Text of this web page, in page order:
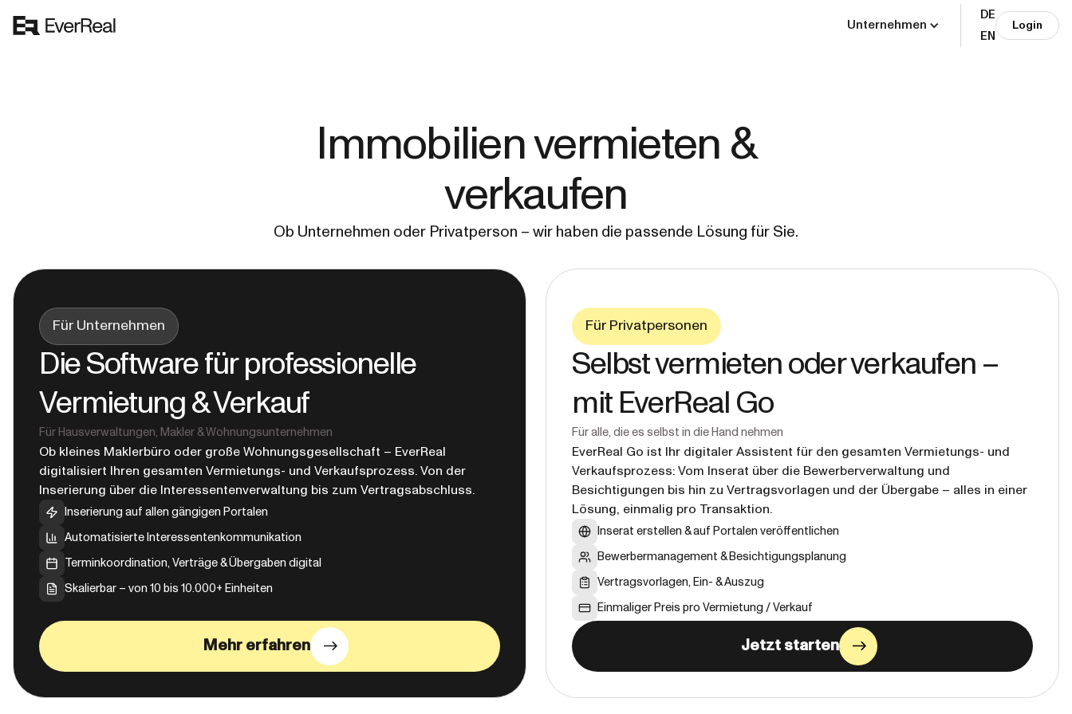
Unternehmen
DE
EN
Login
Immobilien vermieten &
verkaufen
Ob Unternehmen oder Privatperson – wir haben die passende Lösung für Sie.
Für Unternehmen
Die Software für professionelle
Vermietung & Verkauf
Für Hausverwaltungen, Makler & Wohnungsunternehmen
Ob kleines Maklerbüro oder große Wohnungsgesellschaft – EverReal
digitalisiert Ihren gesamten Vermietungs- und Verkaufsprozess. Von der
Inserierung über die Interessentenverwaltung bis zum Vertragsabschluss.
Inserierung auf allen gängigen Portalen
Automatisierte Interessentenkommunikation
Terminkoordination, Verträge & Übergaben digital
Skalierbar – von 10 bis 10.000+ Einheiten
Mehr erfahren
Für Privatpersonen
Selbst vermieten oder verkaufen –
mit EverReal Go
Für alle, die es selbst in die Hand nehmen
EverReal Go ist Ihr digitaler Assistent für den gesamten Vermietungs- und
Verkaufsprozess: Vom Inserat über die Bewerberverwaltung und
Besichtigungen bis hin zu Vertragsvorlagen und der Übergabe – alles in einer
Lösung, einmalig pro Transaktion.
Inserat erstellen & auf Portalen veröffentlichen
Bewerbermanagement & Besichtigungsplanung
Vertragsvorlagen, Ein- & Auszug
Einmaliger Preis pro Vermietung / Verkauf
Jetzt starten